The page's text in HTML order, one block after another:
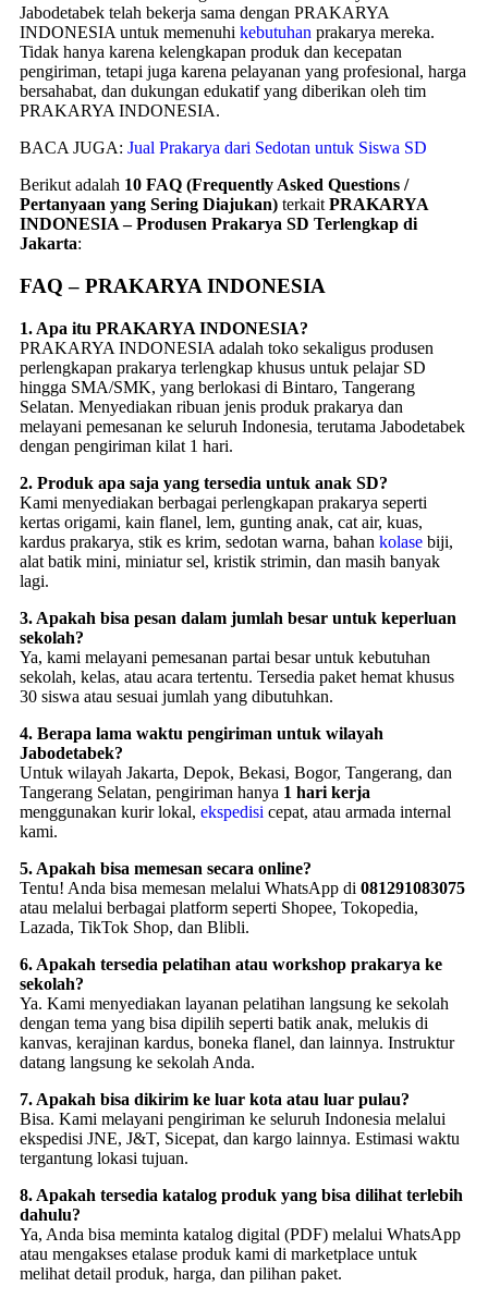
Jabodetabek telah bekerja sama dengan PRAKARYA
INDONESIA untuk memenuhi kebutuhan prakarya mereka.
Tidak hanya karena kelengkapan produk dan kecepatan
pengiriman, tetapi juga karena pelayanan yang profesional, harga
bersahabat, dan dukungan edukatif yang diberikan oleh tim
PRAKARYA INDONESIA.
BACA JUGA: Jual Prakarya dari Sedotan untuk Siswa SD
Berikut adalah 10 FAQ (Frequently Asked Questions /
Pertanyaan yang Sering Diajukan) terkait PRAKARYA
INDONESIA – Produsen Prakarya SD Terlengkap di
Jakarta:
FAQ – PRAKARYA INDONESIA
1. Apa itu PRAKARYA INDONESIA?
PRAKARYA INDONESIA adalah toko sekaligus produsen
perlengkapan prakarya terlengkap khusus untuk pelajar SD
hingga SMA/SMK, yang berlokasi di Bintaro, Tangerang
Selatan. Menyediakan ribuan jenis produk prakarya dan
melayani pemesanan ke seluruh Indonesia, terutama Jabodetabek
dengan pengiriman kilat 1 hari.
2. Produk apa saja yang tersedia untuk anak SD?
Kami menyediakan berbagai perlengkapan prakarya seperti
kertas origami, kain flanel, lem, gunting anak, cat air, kuas,
kardus prakarya, stik es krim, sedotan warna, bahan kolase biji,
alat batik mini, miniatur sel, kristik strimin, dan masih banyak
lagi.
3. Apakah bisa pesan dalam jumlah besar untuk keperluan
sekolah?
Ya, kami melayani pemesanan partai besar untuk kebutuhan
sekolah, kelas, atau acara tertentu. Tersedia paket hemat khusus
30 siswa atau sesuai jumlah yang dibutuhkan.
4. Berapa lama waktu pengiriman untuk wilayah
Jabodetabek?
Untuk wilayah Jakarta, Depok, Bekasi, Bogor, Tangerang, dan
Tangerang Selatan, pengiriman hanya 1 hari kerja
menggunakan kurir lokal, ekspedisi cepat, atau armada internal
kami.
5. Apakah bisa memesan secara online?
Tentu! Anda bisa memesan melalui WhatsApp di 081291083075
atau melalui berbagai platform seperti Shopee, Tokopedia,
Lazada, TikTok Shop, dan Blibli.
6. Apakah tersedia pelatihan atau workshop prakarya ke
sekolah?
Ya. Kami menyediakan layanan pelatihan langsung ke sekolah
dengan tema yang bisa dipilih seperti batik anak, melukis di
kanvas, kerajinan kardus, boneka flanel, dan lainnya. Instruktur
datang langsung ke sekolah Anda.
7. Apakah bisa dikirim ke luar kota atau luar pulau?
Bisa. Kami melayani pengiriman ke seluruh Indonesia melalui
ekspedisi JNE, J&T, Sicepat, dan kargo lainnya. Estimasi waktu
tergantung lokasi tujuan.
8. Apakah tersedia katalog produk yang bisa dilihat terlebih
dahulu?
Ya, Anda bisa meminta katalog digital (PDF) melalui WhatsApp
atau mengakses etalase produk kami di marketplace untuk
melihat detail produk, harga, dan pilihan paket.